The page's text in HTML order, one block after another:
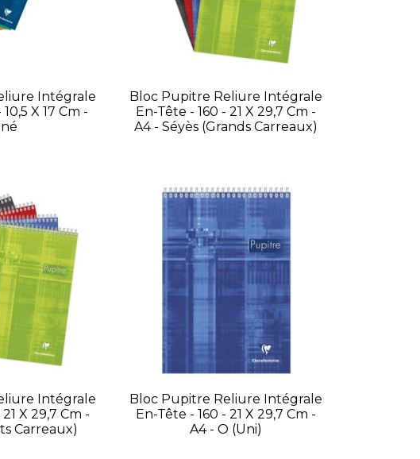
Intégrale
X 17 Cm -
Bloc Pupitre Reliure Intégrale
En-Tête - 160 - 21 X 29,7 Cm -
A4 - Séyès (grands Carreaux)
Intégrale
X 29,7 Cm -
Carreaux)
Bloc Pupitre Reliure Intégrale
En-Tête - 160 - 21 X 29,7 Cm -
A4 - O (uni)